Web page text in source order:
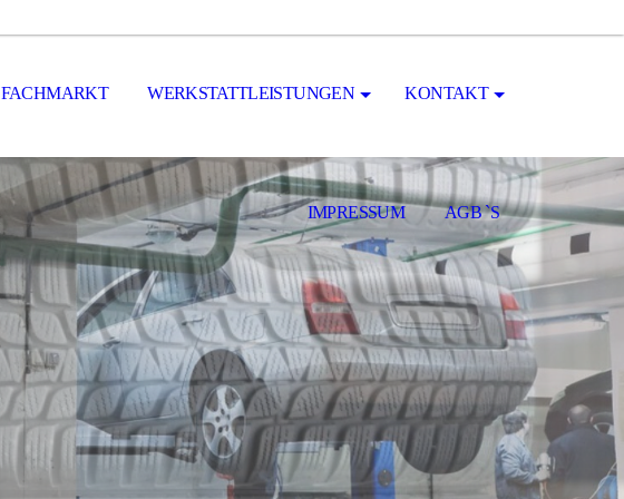
FACHMARKT WERKSTATTLEISTUNGEN KONTAKT
IMPRESSUM AGB `S